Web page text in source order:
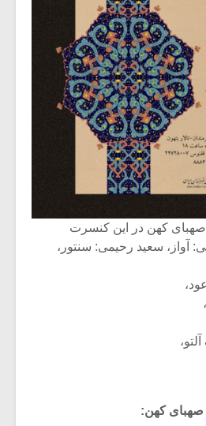
کهن در این کنسرت
آواز، سعید رحیمی: سنتور،
صهبای کهن: